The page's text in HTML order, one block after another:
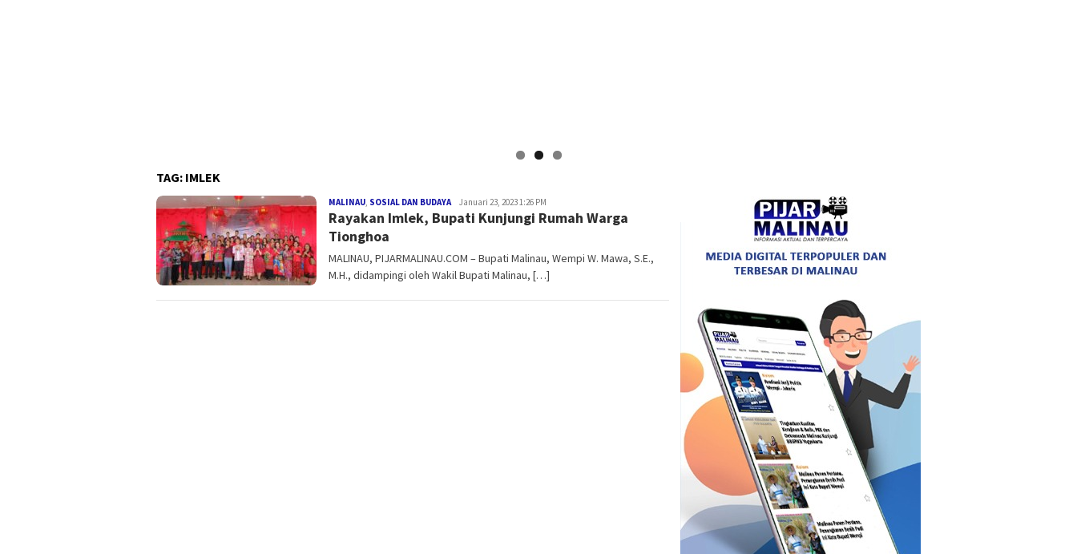
TAG: IMLEK
MALINAU, SOSIAL DAN BUDAYAMedry
Arnandra
Januari 23, 2023 1:26 PM
Rayakan Imlek, Bupati Kunjungi Rumah Warga
Tionghoa
MALINAU, PIJARMALINAU.COM – Bupati Malinau, Wempi W. Mawa, S.E.,
M.H., didampingi oleh Wakil Bupati Malinau, […]